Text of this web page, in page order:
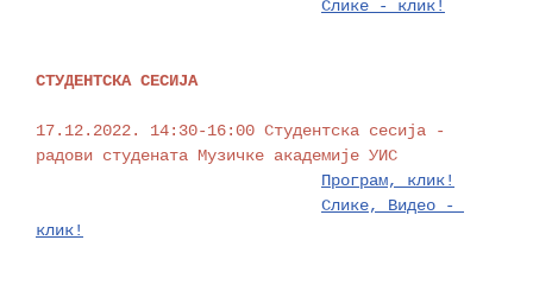
СТУДЕНТСКА СЕСИЈА
17.12.2022. 14:30-16:00 Студентска сесија -
радови студената Музичке академије УИС
Програм, клик!
Слике, Видео -
клик!